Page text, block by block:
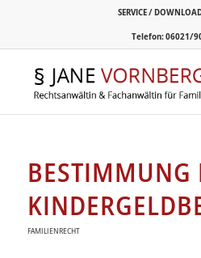
SERVICE /
Telefon: 06021/
BESTIMMUNG
FAMILIENRECHT